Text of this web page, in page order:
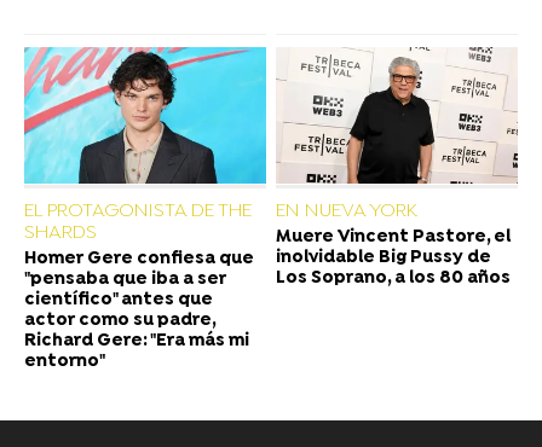
EL PROTAGONISTA DE THE
SHARDS
Homer Gere confiesa que
"pensaba que iba a ser
científico" antes que
actor como su padre,
Richard Gere: "Era más mi
entorno"
EN NUEVA YORK
Muere Vincent Pastore, el
inolvidable Big Pussy de
Los Soprano, a los 80 años